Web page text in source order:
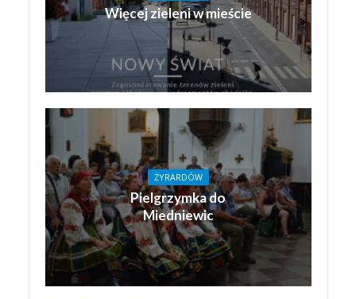
Więcej zieleni w mieście
ŻYRARDÓW
Pielgrzymka do
Miedniewic